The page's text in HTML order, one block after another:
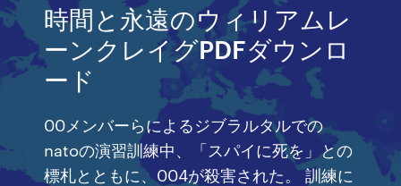
時間と永遠のウィリアムレ
ーンクレイグPDFダウンロ
ード
00メンバーらによるジブラルタルでの
natoの演習訓練中、「スパイに死を」との
標札とともに、004が殺害された。 訓練に